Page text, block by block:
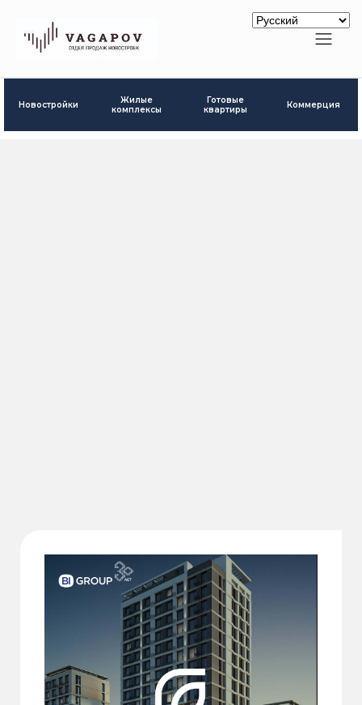
Новостройки
Жилые
комплексы
Готовые
квартиры
Коммерция